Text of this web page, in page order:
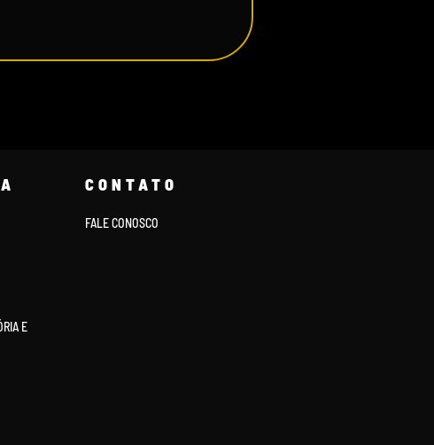
E
CONTATO
FALE CONOSCO